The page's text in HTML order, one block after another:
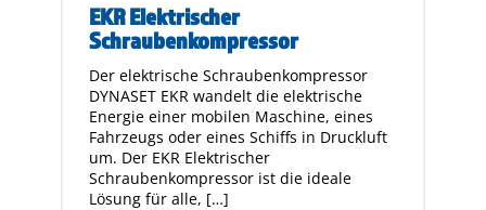
EKR Elektrischer
Schraubenkompressor
Der elektrische Schraubenkompressor
DYNASET EKR wandelt die elektrische
Energie einer mobilen Maschine, eines
Fahrzeugs oder eines Schiffs in Druckluft
um. Der EKR Elektrischer
Schraubenkompressor ist die ideale
Lösung für alle, […]